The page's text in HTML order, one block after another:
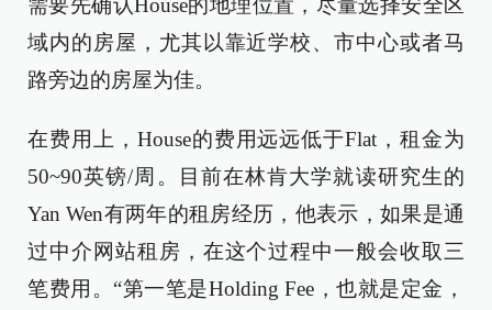
需要先确认House的地理位置，尽量选择安全区
域内的房屋，尤其以靠近学校、市中心或者马
路旁边的房屋为佳。
在费用上，House的费用远远低于Flat，租金为
50~90英镑/周。目前在林肯大学就读研究生的
Yan Wen有两年的租房经历，他表示，如果是通
过中介网站租房，在这个过程中一般会收取三
笔费用。“第一笔是Holding Fee，也就是定金，